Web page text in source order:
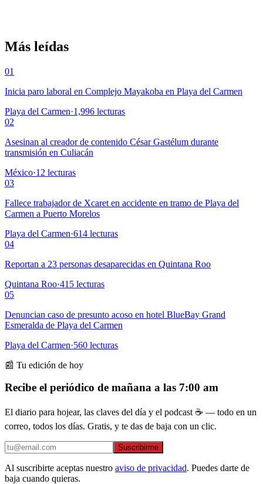
Más leídas
01
Inicia paro laboral en Complejo Mayakoba en Playa del Carmen
Playa del Carmen·1,996 lecturas
02
Asesinan al creador de contenido César Gastélum durante
transmisión en Culiacán
México·12 lecturas
03
Fallece trabajador de Xcaret en accidente en tramo de Playa del
Carmen a Puerto Morelos
Playa del Carmen·614 lecturas
04
Reportan a 23 personas desaparecidas en Quintana Roo
Quintana Roo·415 lecturas
05
Denuncian caso de presunto acoso en hotel BlueBay Grand
Esmeralda de Playa del Carmen
Playa del Carmen·560 lecturas
📰 Tu edición de hoy
Recibe el periódico de mañana a las 7:00 am
El diario para hojear, las claves del día y el podcast ☕ — todo en un
correo, todos los días. Gratis, y te das de baja con un clic.
Suscribirme
Al suscribirte aceptas nuestro aviso de privacidad. Puedes darte de
baja cuando quieras.